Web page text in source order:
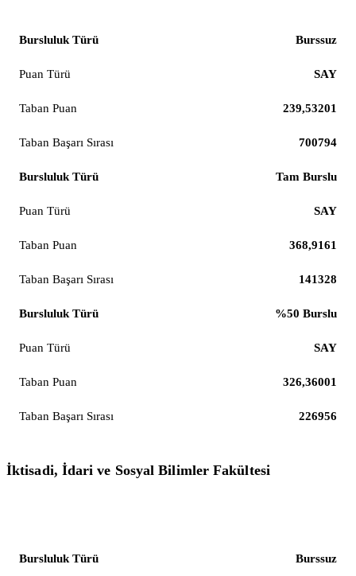
Burssuz
SAY
239,53201
700794
Tam Burslu
SAY
368,9161
141328
%50 Burslu
SAY
326,36001
226956
İktisadi, İdari ve Sosyal Bilimler Fakültesi
Burssuz